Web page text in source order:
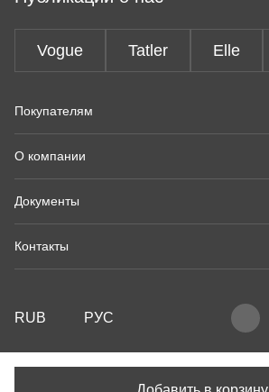
Vogue Tatler Elle
Покупателям
О компании
Документы
Контакты
RUB РУС